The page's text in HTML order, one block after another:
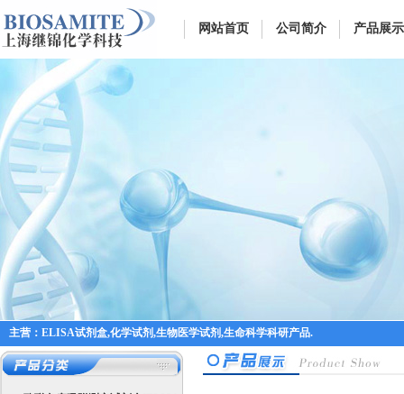
网站首页 公司简介 产品展示
主营：ELISA试剂盒,化学试剂,生物医学试剂,生命科学科研产品.